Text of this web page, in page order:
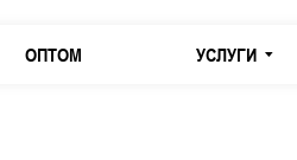
ОПТОМ УСЛУГИ